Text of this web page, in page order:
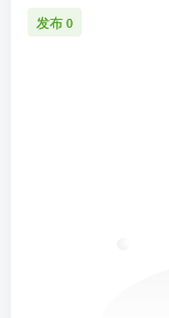
发布 0